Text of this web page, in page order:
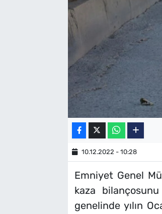
10.12.2022 - 10:28
Emniyet Genel
kaza
genelinde yılın